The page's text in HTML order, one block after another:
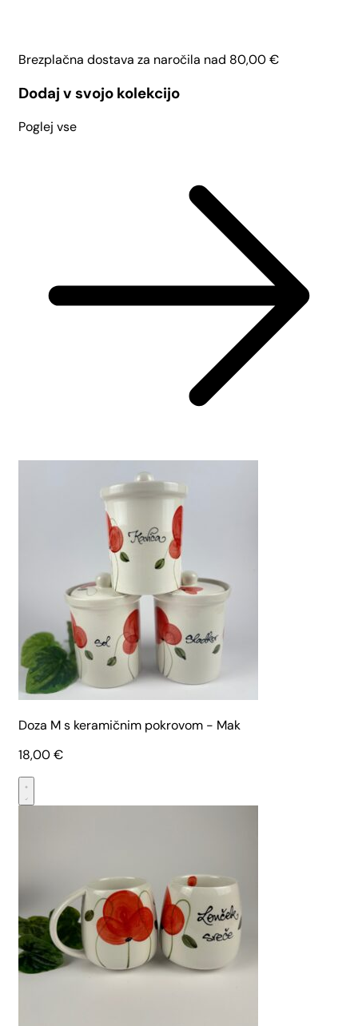
Brezplačna dostava za naročila nad 80,00€
Dodaj v svojo kolekcijo
Poglej vse
Doza M s keramičnim pokrovom - Mak
18,00€